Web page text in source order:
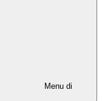
Menu di